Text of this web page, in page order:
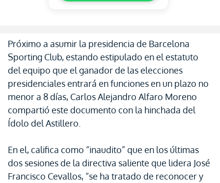
Próximo a asumir la presidencia de Barcelona
Sporting Club, estando estipulado en el estatuto
del equipo que el ganador de las elecciones
presidenciales entrará en funciones en un plazo no
menor a 8 días, Carlos Alejandro Alfaro Moreno
compartió este documento con la hinchada del
Ídolo del Astillero.
En el, califica como “inaudito” que en los últimas
dos sesiones de la directiva saliente que lidera José
Francisco Cevallos, “se ha tratado de reconocer y